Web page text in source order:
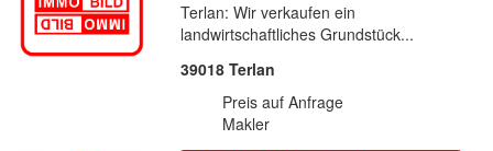
Terlan: Wir verkaufen ein
landwirtschaftliches Grundstück...
39018 Terlan
Preis auf Anfrage
Makler